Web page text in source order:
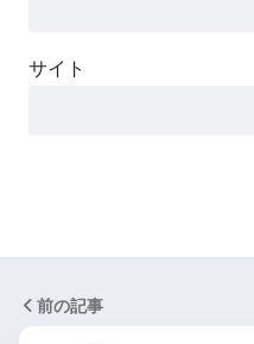
サイト
前の記事